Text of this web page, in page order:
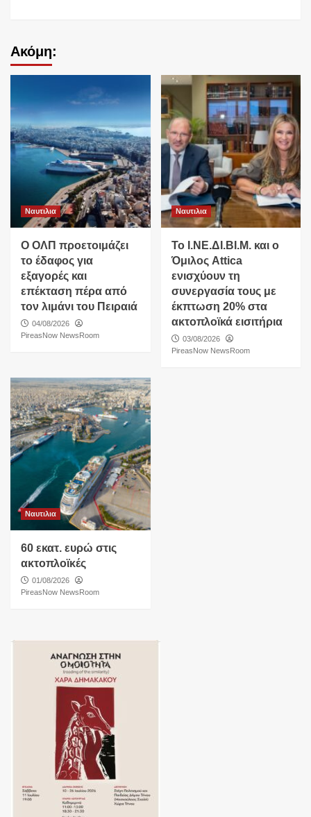
Ακόμη:
Ναυτιλια
O ΟΛΠ προετοιμάζει
το έδαφος για
εξαγορές και
επέκταση πέρα από
τον λιμάνι του Πειραιά
04/08/2026
PireasNow NewsRoom
Ναυτιλια
Το Ι.ΝΕ.ΔΙ.ΒΙ.Μ. και o
Όμιλος Attica
ενισχύουν τη
συνεργασία τους με
έκπτωση 20% στα
ακτοπλοϊκά εισιτήρια
03/08/2026
PireasNow NewsRoom
Ναυτιλια
60 εκατ. ευρώ στις
ακτοπλοϊκές
01/08/2026
PireasNow NewsRoom